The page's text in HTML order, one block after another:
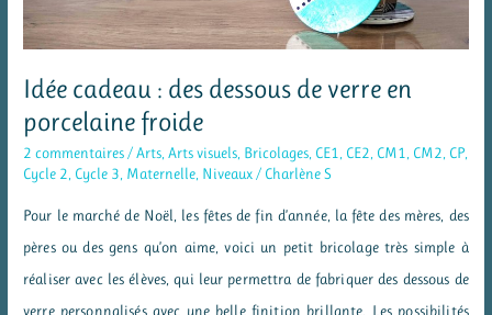
Idée cadeau : des dessous de verre en
porcelaine froide
2 commentaires/Arts,Arts visuels, Bricolages, CE1, CE2, CM1, CM2, CP,
Cycle 2, Cycle 3, Maternelle, Niveaux/ Charlène S
Pour le marché de Noël, les fêtes de fin d’année, la fête des mères, des
pères ou des gens qu’on aime, voici un petit bricolage très simple à
réaliser avec les élèves, qui leur permettra de fabriquer des dessous de
verre personnalisés avec une belle finition brillante. Les possibilités